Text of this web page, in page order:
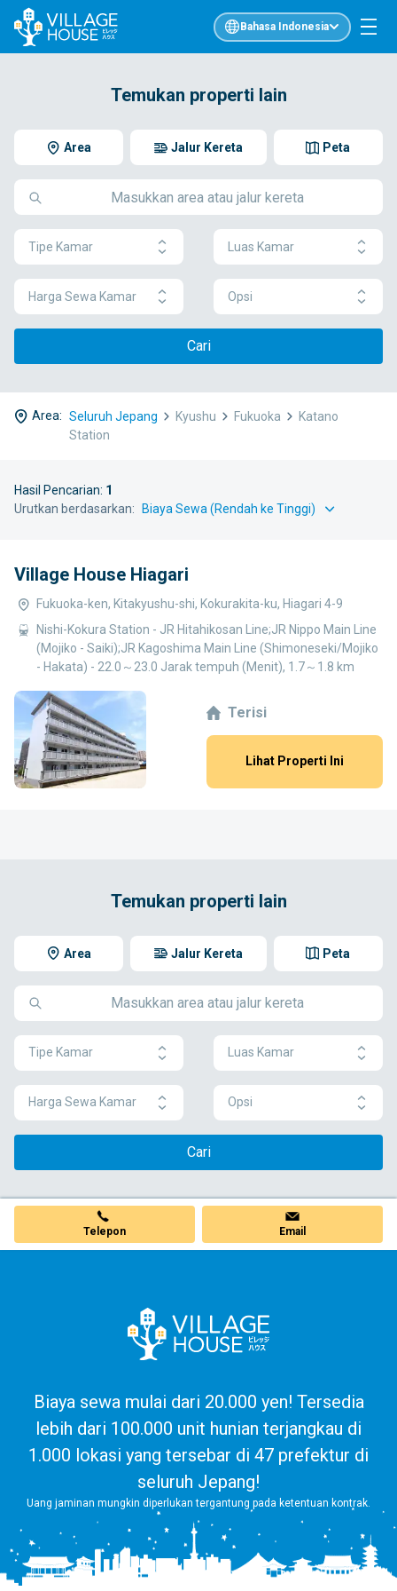
Bahasa Indonesia
Temukan properti lain
Area Peta
Jalur Kereta
Tipe Kamar Luas Kamar
Harga Sewa Kamar Opsi
Cari
Area: Seluruh Jepang Kyushu Fukuoka
Katano
Station
Hasil Pencarian: 1
Urutkan berdasarkan:
Village House Hiagari
Fukuoka-ken, Kitakyushu-shi, Kokurakita-ku, Hiagari 4-9
Nishi-Kokura Station - JR Hitahikosan Line;JR Nippo Main Line
(Mojiko - Saiki);JR Kagoshima Main Line (Shimoneseki/Mojiko
- Hakata) - 22.0～23.0 Jarak tempuh (Menit), 1.7～1.8 km
Terisi
Lihat Properti Ini
Temukan properti lain
Area Peta
Jalur Kereta
Tipe Kamar Luas Kamar
Harga Sewa Kamar Opsi
Cari
Telepon Email
Biaya sewa mulai dari 20.000 yen! Tersedia
lebih dari 100.000 unit hunian terjangkau di
1.000 lokasi yang tersebar di 47 prefektur di
seluruh Jepang!
Uang jaminan mungkin diperlukan tergantung pada ketentuan kontrak.